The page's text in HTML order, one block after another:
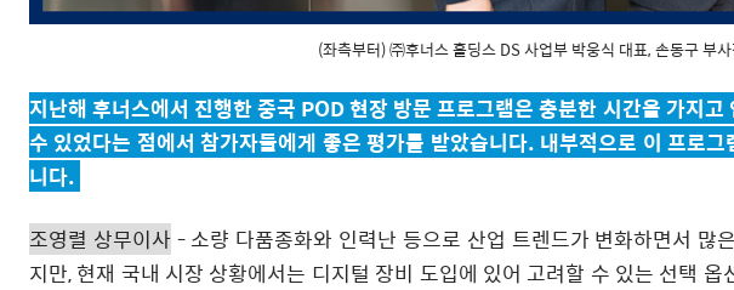
(좌측부터) ㈜후너스 홀딩스 DS 사업부 박웅식 대표, 손동구 부
지난해 후너스에서 진행한 중국 POD 현장 방문 프로그램은 충분한 시간을 가지
수 있었다는 점에서 참가자들에게 좋은 평가를 받았습니다. 내부적으로 이 프로
니다.
조영렬 상무이사- 소량 다품종화와 인력난 등으로 산업 트렌드가 변화하면서 많
지만, 현재 국내 시장 상황에서는 디지털 장비 도입에 있어 고려할 수 있는 선택